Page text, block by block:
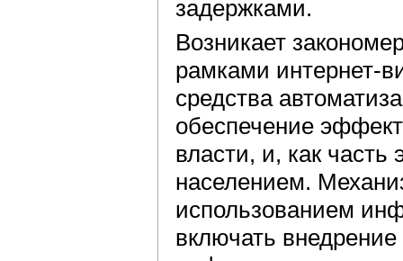
задержками.
Возникает
рамками интернет-
средства
обеспечение
власти, и, как
населением.
использованием
включать